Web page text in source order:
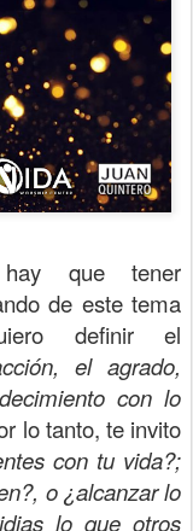
que tener
de este tema
definir el
el agrado,
con lo
lo tanto, te invito
con tu vida?;
o ¿alcanzar lo
lo que otros